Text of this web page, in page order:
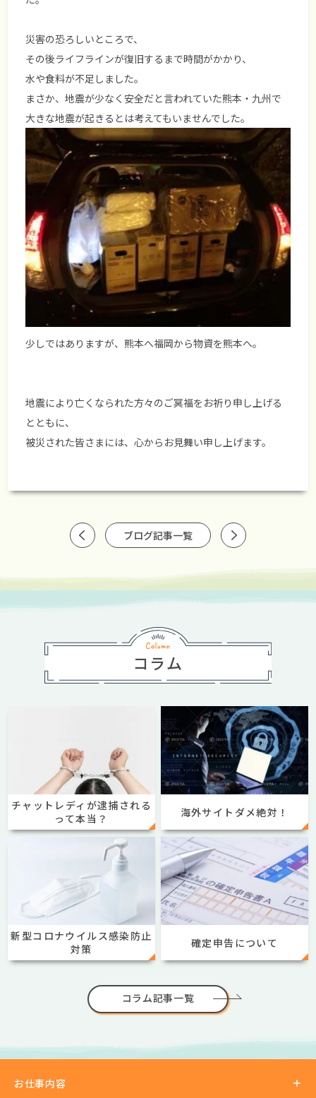
災害の恐ろしいところで、
その後ライフラインが復旧するまで時間がかかり、
水や食料が不足しました。
まさか、地震が少なく安全だと言われていた熊本・九州で
大きな地震が起きるとは考えてもいませんでした。
少しではありますが、熊本へ福岡から物資を熊本へ。
地震により亡くなられた方々のご冥福をお祈り申し上げる
とともに、
被災された皆さまには、心からお見舞い申し上げます。
ブログ記事一覧
コラム
チャットレディが逮捕される
って本当？
海外サイトダメ絶対！
新型コロナウイルス感染防止
対策
確定申告について
コラム記事一覧
お仕事内容